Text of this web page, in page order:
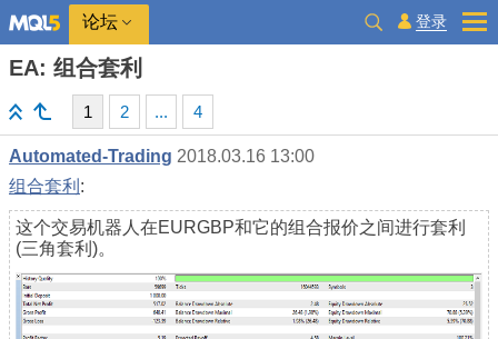
论坛 登录
EA: 组合套利
1 2 ... 4
Automated-Trading 2018.03.16 13:00
组合套利 :
这个交易机器人在EURGBP和它的组合报价之间进行套利
(三角套利)。